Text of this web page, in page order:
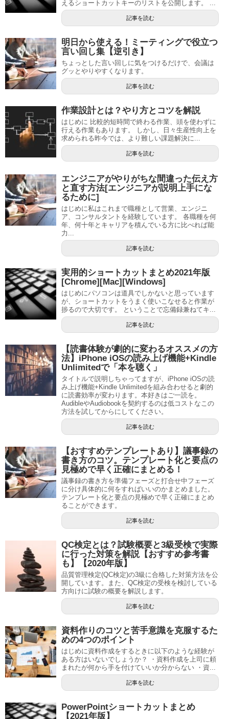
えるショートカットキーのリストを公開します。 ...
記事を読む
明日から使える！ミーティングで役立つ
言い回し集【逆引き】
ちょっとした言い回しに気をつけるだけで、会議は
グッとやりやすくなります。
記事を読む
作業設計とは？やり方とコツを解説
はじめに 比較的短時間で終わる作業、頭を使わずに
行える作業もあります。 しかし、日々生産性向上を
求められる昨今では、より難しい課題解決に...
記事を読む
エンジニアがやりがちな間違った伝え方
と直す方法[エンジニアが説明上手にな
るために]
はじめに私はこれまで職種として営業、エンジニ
ア、コンサルタントを経験しています。 各職種を何
年、何十年とキャリアを積んでいる方に比べれば能
力...
記事を読む
実用的ショートカットまとめ2021年版
[Chrome][Mac][Windows]
はじめにパソコンは道具でしかないと思っています
が、ショートカットをうまく使いこなせると作業が
捗るので大切です。 ということで忘備録兼ねてキ...
記事を読む
【読書体験が劇的に変わるオススメの方
法】iPhone iOSの読み上げ機能+Kindle
Unlimitedで「本を聴く」
タイトルで説明しちゃってますが、iPhone iOSの読
み上げ機能+Kindle Unlimitedを組み合わせると劇的
に読書効率が変わります。本好きはご一読を。
AudibleやAudiobookを契約するのは低コストなこの
方法を試してからにしてください。
記事を読む
【おすすめテンプレートあり】議事録の
書き方のコツ。テンプレート化と要点の
見極めで早く正確にまとめる！
議事録の書き方を準備フェーズと打合せ中フェーズ
に分け具体的に何をすればいいのかまとめました。
テンプレート化と要点の見極めで早く正確にまとめ
ることができます。
記事を読む
QC検定とは？試験概要と3級受検で実際
に行った対策を解説【おすすめ参考書
も】【2020年版】
品質管理検定(QC検定)の3級に合格した対策方法を公
開しています。また、QC検定の受検を検討している
方向けに試験の概要を解説します。
記事を読む
資料作りのコツと苦手意識を克服するた
めの4つのポイント
はじめに資料作成をするときに以下のような経験が
ある方はいないでしょうか？ ・資料作成を上司に頼
まれたが何から手を付けていいか分からない ・資...
記事を読む
PowerPointショートカットまとめ
【2021年版】